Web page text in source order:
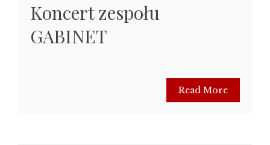
Koncert zespołu
GABINET
Read More